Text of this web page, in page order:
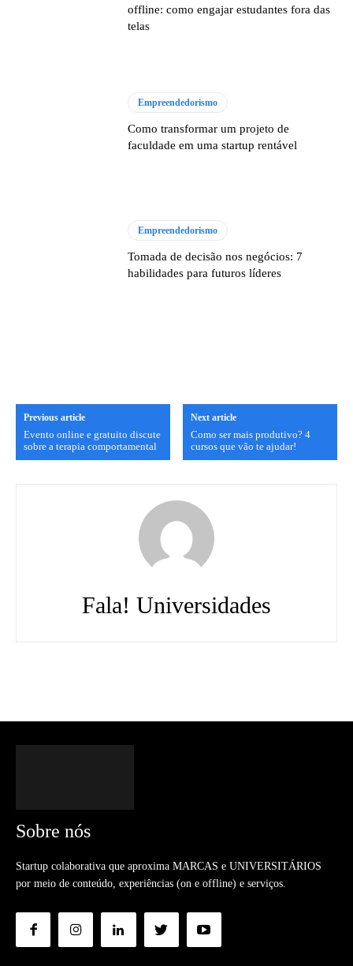
offline: como engajar estudantes fora das
telas
Empreendedorismo
Como transformar um projeto de
faculdade em uma startup rentável
Empreendedorismo
Tomada de decisão nos negócios: 7
habilidades para futuros líderes
Previous article
Evento online e gratuito discute
sobre a terapia comportamental
Next article
Como ser mais produtivo? 4
cursos que vão te ajudar!
Fala! Universidades
Sobre nós
Startup colaborativa que aproxima MARCAS e UNIVERSITÁRIOS
por meio de conteúdo, experiências (on e offline) e serviços.